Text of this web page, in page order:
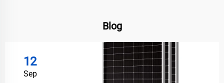
Blog
12
Sep